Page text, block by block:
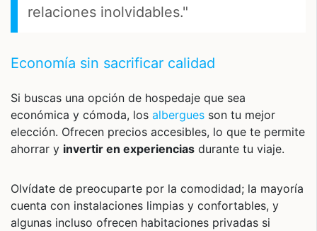
relaciones inolvidables."
Economía sin sacrificar calidad
Si buscas una opción de hospedaje que sea
económica y cómoda, los albergues son tu mejor
elección. Ofrecen precios accesibles, lo que te permite
ahorrar y invertir en experiencias durante tu viaje.
Olvídate de preocuparte por la comodidad; la mayoría
cuenta con instalaciones limpias y confortables, y
algunas incluso ofrecen habitaciones privadas si